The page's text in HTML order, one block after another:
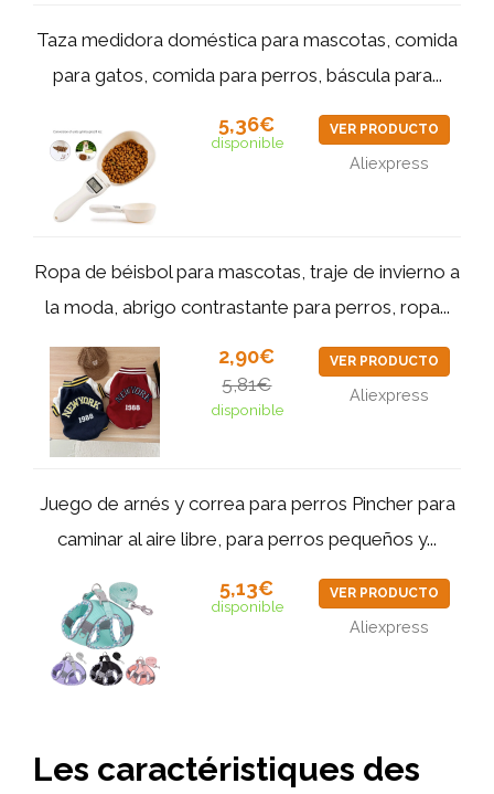
Taza medidora doméstica para mascotas, comida
para gatos, comida para perros, báscula para...
5,36€
disponible
VER PRODUCTO
Aliexpress
Ropa de béisbol para mascotas, traje de invierno a
la moda, abrigo contrastante para perros, ropa...
2,90€
5,81€
disponible
VER PRODUCTO
Aliexpress
Juego de arnés y correa para perros Pincher para
caminar al aire libre, para perros pequeños y...
5,13€
disponible
VER PRODUCTO
Aliexpress
Les caractéristiques des